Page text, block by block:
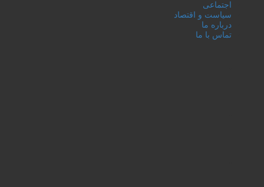
اجتماعی
سیاست و اقتصاد
درباره ما
تماس با ما